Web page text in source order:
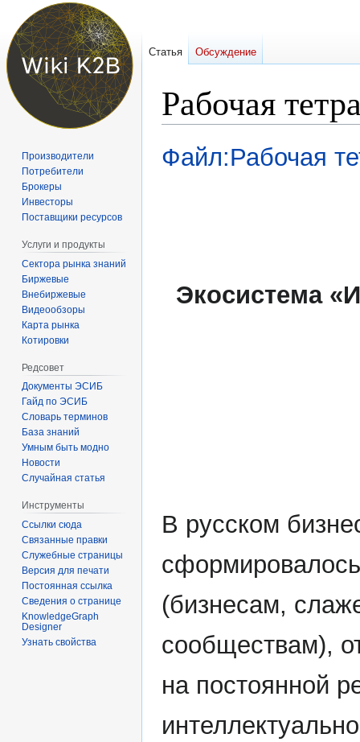
Рабочая
Перейти
к
Перейти
к
Файл:Рабочая
Экосистема
В русском
(бизнесам,
сообществам),
на постоянной
Статья Обсуждение
Производители
Потребители
Брокеры
Инвесторы
Поставщики ресурсов
Услуги и продукты
Сектора рынка знаний
Биржевые
Внебиржевые
Видеообзоры
Карта рынка
Котировки
Редсовет
Документы ЭСИБ
Гайд по ЭСИБ
Словарь терминов
База знаний
Умным быть модно
Новости
Случайная статья
Инструменты
Ссылки сюда
Связанные правки
Служебные страницы
Версия для печати
Постоянная ссылка
Сведения о странице
KnowledgeGraph
Designer
Узнать свойства